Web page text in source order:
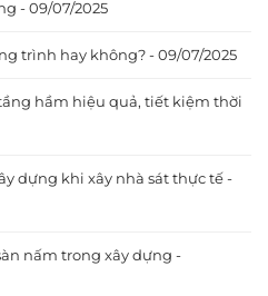
- 09/07/2025
trình hay không? - 09/07/2025
hầm hiệu quả, tiết kiệm thời
dựng khi xây nhà sát thực tế -
nấm trong xây dựng -